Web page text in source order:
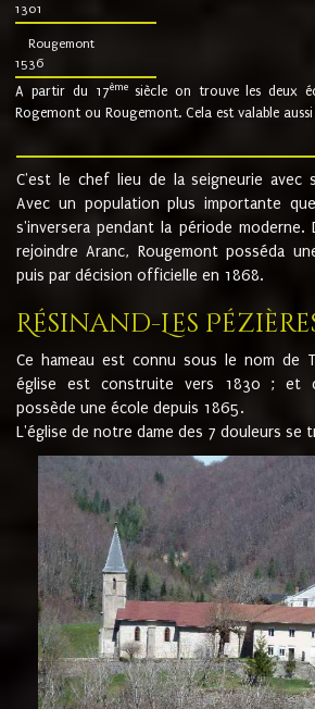
1301
Rougemont
1536
A partir du 17ème siècle on trouve les deux
Rogemont ou Rougemont. Cela est valable
C'est le chef lieu de la seigneurie avec
Avec un population plus importante
s'inversera pendant la période
rejoindre Aranc, Rougemont posséda
puis par décision officielle en 1868.
Résinand-Les
Ce hameau est connu sous le nom de
église est construite vers 1830 ; et
possède une école depuis 1865.
L'église de notre dame des 7 douleurs se